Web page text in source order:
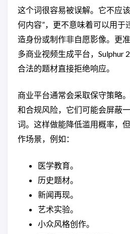
这个词很容易被误解。它不应
何内容”，更不意味着可以用于
造身份或制作非自愿影像。更
多商业视频生成平台，Sulphur
合法的题材直接拒绝响应。
商业平台通常会采取保守策略
和合规风险，它们可能会屏蔽
词。这样做能降低滥用概率，
作场景，例如：
医学教育。
历史题材。
新闻再现。
艺术实验。
小众风格创作。